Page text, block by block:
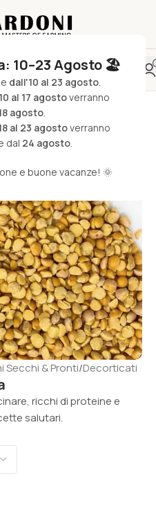
10–23 Agosto 🏖️
dall'10 al 23 agosto.
al 17 agostoverranno
agosto.
al 23 agostoverranno
dal 24 agosto.
e buone vacanze! 🌞
Secchi & Pronti/Decorticati
ricchi di proteine e
salutari.